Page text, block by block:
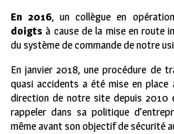
En 2016, un collègue en
doigts à cause de la mise en route
du système de commande de notre
En janvier 2018, une procédure de
quasi accidents a été mise en
direction de notre site depuis 2010
rappeler dans sa politique
même avant son objectif de sécurité